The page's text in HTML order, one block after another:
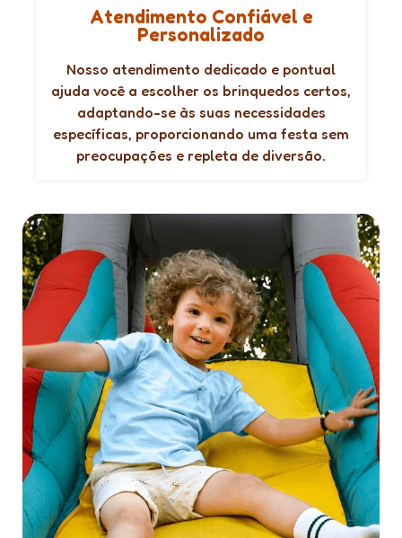
Atendimento Confiável e
Personalizado
Nosso atendimento dedicado e pontual
ajuda você a escolher os brinquedos certos,
adaptando-se às suas necessidades
específicas, proporcionando uma festa sem
preocupações e repleta de diversão.